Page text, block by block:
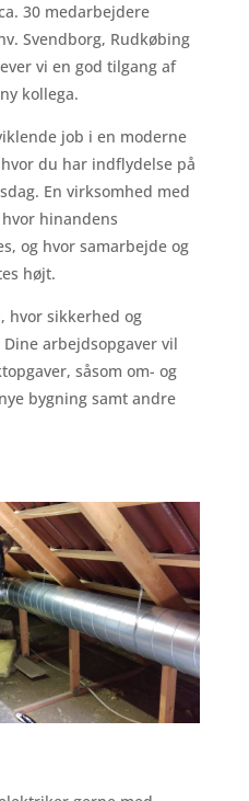
30 medarbejdere
Svendborg, Rudkøbing
vi en god tilgang af
kollega.
job i en moderne
du har indflydelse på
En virksomhed med
hinandens
og hvor samarbejde og
højt.
hvor sikkerhed og
arbejdsopgaver vil
såsom om- og
bygning samt andre